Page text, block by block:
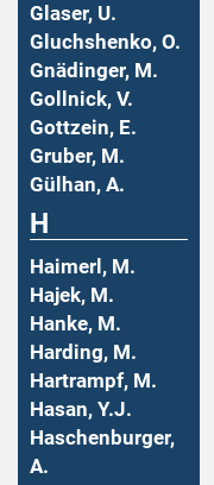
Glaser, U.
Gluchshenko, O.
Gnädinger, M.
Gollnick, V.
Gottzein, E.
Gruber, M.
Gülhan, A.
H
Haimerl, M.
Hajek, M.
Hanke, M.
Harding, M.
Hartrampf, M.
Hasan, Y.J.
Haschenburger,
A.